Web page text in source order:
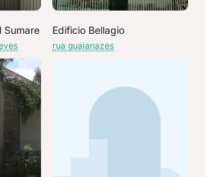
Sumare Edificio Bellagio
rua guaianazes